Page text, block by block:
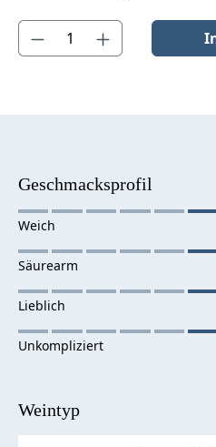
Produkt Anzahl: Gib den
Geschmacksprofil
Weintyp